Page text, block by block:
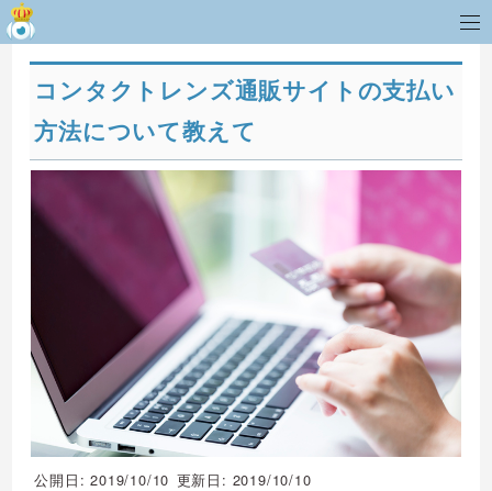
コンタクトレンズ通販サイトの支払い
方法について教えて
公開日: 2019/10/10 更新日: 2019/10/10